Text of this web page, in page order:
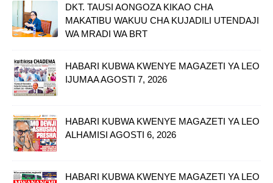
DKT. TAUSI AONGOZA KIKAO CHA
MAKATIBU WAKUU CHA KUJADILI UTENDAJI
WA MRADI WA BRT
HABARI KUBWA KWENYE MAGAZETI YA LEO
IJUMAA AGOSTI 7, 2026
HABARI KUBWA KWENYE MAGAZETI YA LEO
ALHAMISI AGOSTI 6, 2026
HABARI KUBWA KWENYE MAGAZETI YA LEO